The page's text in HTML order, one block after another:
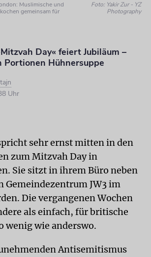
Muslimische und
gemeinsam für
Foto: Yakir Zur - YZ
Photography
Day« feiert Jubiläum –
Portionen Hühnersuppe
Uhr
sehr ernst mitten in den
zum Mitzvah Day in
Sie sitzt in ihrem Büro neben
Gemeindezentrum JW3 im
Die vergangenen Wochen
als einfach, für britische
wenig wie anderswo.
Antisemitismus